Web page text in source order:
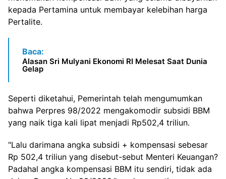
kepada Pertamina untuk membayar kelebihan harga
Pertalite.
Baca:
Alasan Sri Mulyani Ekonomi RI Melesat Saat Dunia
Gelap
Seperti diketahui, Pemerintah telah mengumumkan
bahwa Perpres 98/2022 mengakomodir subsidi BBM
yang naik tiga kali lipat menjadi Rp502,4 triliun.
"Lalu darimana angka subsidi + kompensasi sebesar
Rp 502,4 triliun yang disebut-sebut Menteri Keuangan?
Padahal angka kompensasi BBM itu sendiri, tidak ada